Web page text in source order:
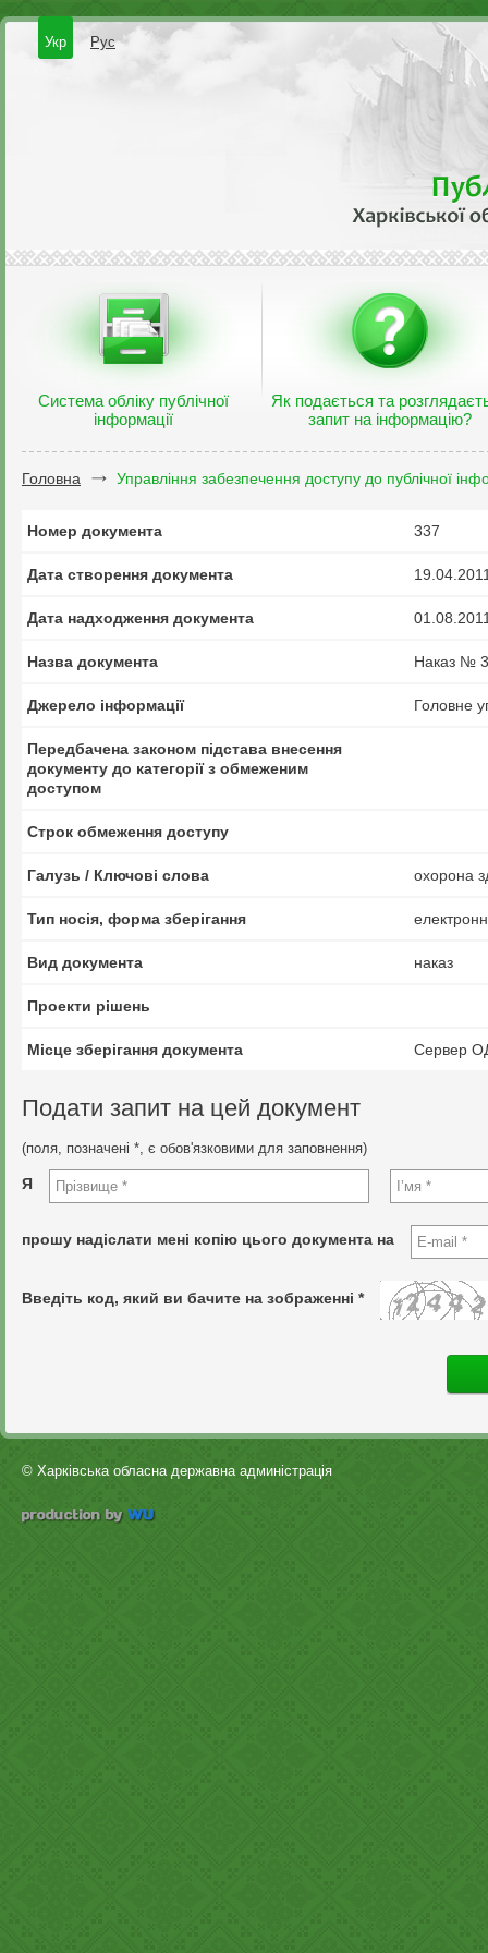
Укр Рус
Система обліку публічної
інформації
Як подається та
запит на інформацію?
Головна Управління забезпечення доступу до публічної
Номер документа 337
Дата створення документа
Дата надходження документа
Назва документа Наказ №
Джерело інформації Головне
Передбачена законом підстава внесення
документу до категорії з обмеженим
доступом
Строк обмеження доступу
Галузь / Ключові слова охорона
Тип носія, форма зберігання
Вид документа наказ
Проекти рішень
Місце зберігання документа Сервер
Подати запит на цей документ
(поля, позначені *, є обов'язковими для заповнення)
Я
прошу надіслати мені копію цього документа на
Введіть код, який ви бачите на зображенні *
© Харківська обласна державна админістрація